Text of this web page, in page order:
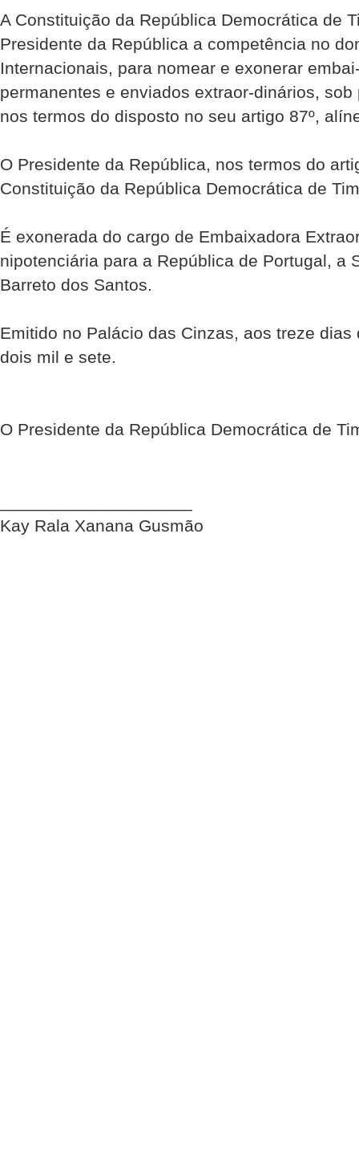
A Constituição da República Democrática de
Presidente da República a competência no
Internacionais, para nomear e exonerar
permanentes e enviados extraor-dinários,
nos termos do disposto no seu artigo 87º,
O Presidente da República, nos termos do
Constituição da República Democrática de
É exonerada do cargo de Embaixadora
nipotenciária para a República de Portugal, a
Barreto dos Santos.
Emitido no Palácio das Cinzas, aos treze
dois mil e sete.
O Presidente da República Democrática de
Kay Rala Xanana Gusmão